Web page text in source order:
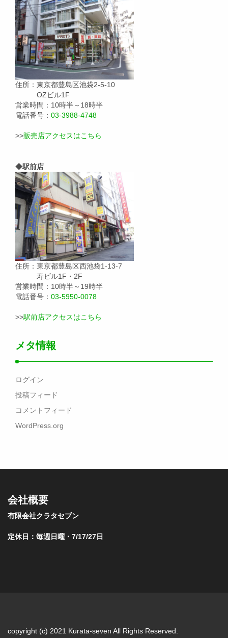
住所：東京都豊島区池袋2-5-10
OZビル1F
営業時間：10時半～18時半
電話番号： 03-3988-4748
>>販売店アクセスはこちら
◆駅前店
住所：東京都豊島区西池袋1-13-7
寿ビル1F・2F
営業時間：10時半～19時半
電話番号： 03-5950-0078
>>駅前店アクセスはこちら
メタ情報
ログイン
投稿フィード
コメントフィード
WordPress.org
会社概要
有限会社クラタセブン
定休日：毎週日曜・7/17/27日
copyright (c) 2021 Kurata-seven All Rights Reserved.